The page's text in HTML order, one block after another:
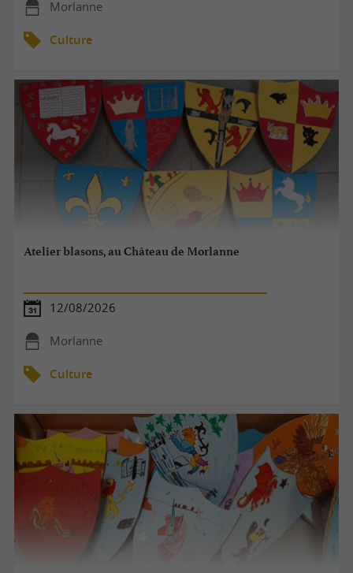
Morlanne
Culture
Atelier blasons, au Château de Morlanne
12/08/2026
Morlanne
Culture